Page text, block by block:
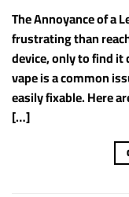
The Annoyance of a
frustrating than
device, only to find it
vape is a common
easily fixable. Here
[…]